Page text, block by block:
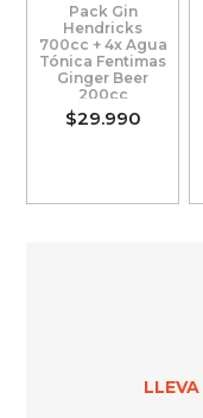
Pack Gin
Hendricks
700cc + 4x Agua
Tónica Fentimas
Ginger Beer
200cc
$29.990
LLEVA